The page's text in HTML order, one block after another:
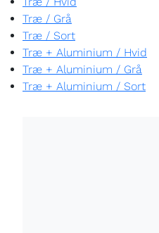
Træ / Grå
Træ / Sort
Træ + Aluminium / Hvid
Træ + Aluminium / Grå
Træ + Aluminium / Sort